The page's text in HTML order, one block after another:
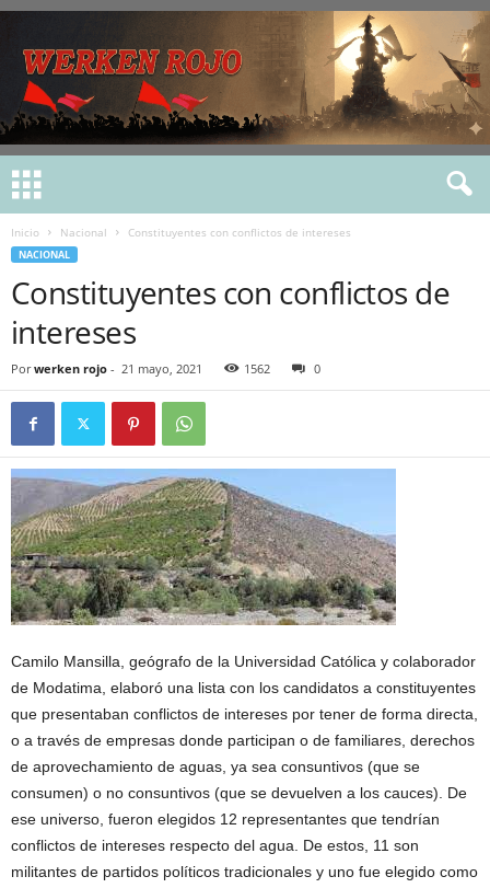
Inicio Nacional Constituyentes con conflictos de intereses
NACIONAL
Constituyentes con conflictos de
intereses
Por werken rojo - 21 mayo, 2021 1562 0
Camilo Mansilla, geógrafo de la Universidad Católica y colaborador
de Modatima, elaboró una lista con los candidatos a constituyentes
que presentaban conflictos de intereses por tener de forma directa,
o a través de empresas donde participan o de familiares, derechos
de aprovechamiento de aguas, ya sea consuntivos (que se
consumen) o no consuntivos (que se devuelven a los cauces). De
ese universo, fueron elegidos 12 representantes que tendrían
conflictos de intereses respecto del agua. De estos, 11 son
militantes de partidos políticos tradicionales y uno fue elegido como